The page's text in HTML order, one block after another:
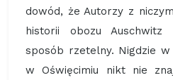
dowód, że Autorzy z
historii obozu
sposób rzetelny. Nigdzie
w Oświęcimiu nikt nie